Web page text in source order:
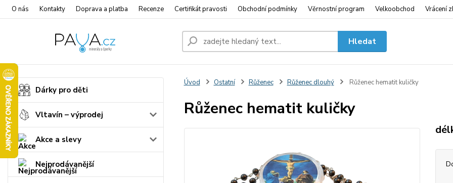
O nás Kontakty Doprava a platba Recenze Certifikát pravosti Obchodní podmínky Věrnostní program Velkoobchod Vrácení
Hledat
Dárky pro děti
Vltavín – výprodej
Akce a slevy
Nejprodávanější
Úvod Ostatní Růženec Růženec dlouhý Růženec hematit kuličky
Růženec hematit kuličky